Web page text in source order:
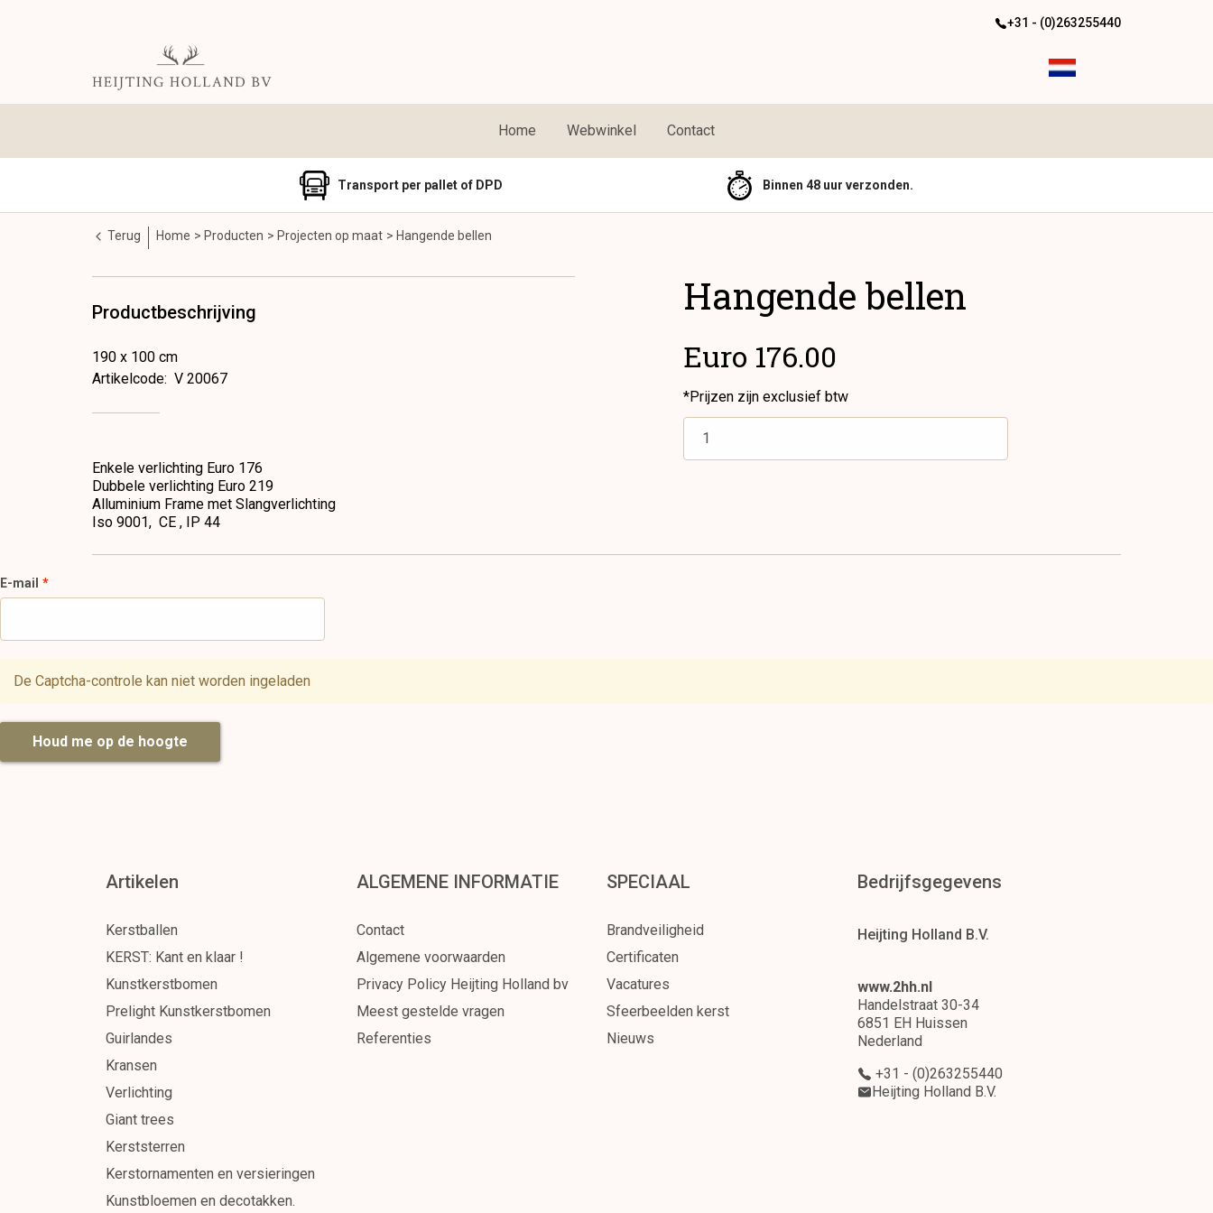
+31 - (0)263255440
Home Webwinkel Contact
Transport per pallet of DPD Binnen 48 uur verzonden.
Terug Home Producten Projecten op maat Hangende bellen
Productbeschrijving
190 x 100 cm
Artikelcode: V 20067
Enkele verlichting Euro 176
Dubbele verlichting Euro 219
Alluminium Frame met Slangverlichting
Iso 9001, CE , IP 44
Hangende bellen
Euro 176.00
*Prijzen zijn exclusief btw
E-mail
De Captcha-controle kan niet worden ingeladen
Houd me op de hoogte
Artikelen
Kerstballen
KERST: Kant en klaar !
Kunstkerstbomen
Prelight Kunstkerstbomen
Guirlandes
Kransen
Verlichting
Giant trees
Kerststerren
Kerstornamenten en versieringen
Kunstbloemen en decotakken.
ALGEMENE INFORMATIE
Contact
Algemene voorwaarden
Privacy Policy Heijting Holland bv
Meest gestelde vragen
Referenties
SPECIAAL
Brandveiligheid
Certificaten
Vacatures
Sfeerbeelden kerst
Nieuws
Bedrijfsgegevens
Heijting Holland B.V.
www.2hh.nl
Handelstraat 30-34
6851 EH Huissen
Nederland
+31 - (0)263255440
Heijting Holland B.V.